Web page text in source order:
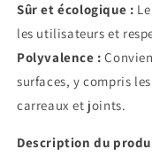
Sûr et écologique :
les utilisateurs et
Polyvalence :
surfaces, y compris
carreaux et joints.
Description du